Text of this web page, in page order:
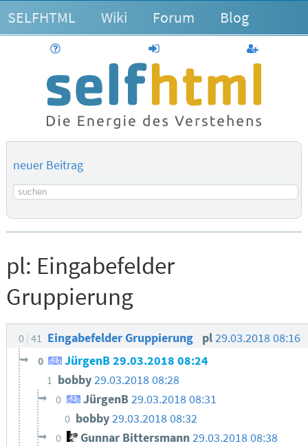
SELFHTML Wiki Forum Blog
anmelden
neuer Beitrag
Suchbegriff
pl: Eingabefelder
Gruppierung
0 41 Eingabefelder Gruppierung pl29.03.2018 08:16
0 JürgenB 29.03.2018 08:24
1 bobby29.03.2018 08:28
0 JürgenB29.03.2018 08:31
0 bobby29.03.2018 08:32
0 Gunnar Bittersmann29.03.2018 08:38